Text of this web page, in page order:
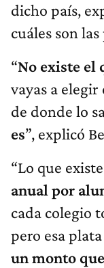
dicho país,
cuáles son
“No existe el
vayas a elegir
de donde lo
es”, explicó
“Lo que
anual por
cada colegio
pero esa
un monto